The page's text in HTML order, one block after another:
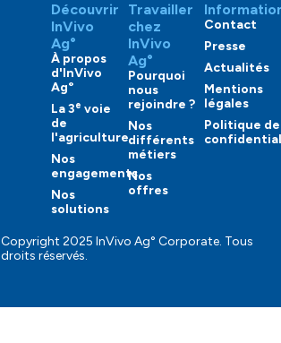
Découvrir
InVivo
Ag°
À propos
d'InVivo
Ag°
La 3e voie
de
l'agriculture
Nos
engagements
Nos
solutions
Travailler
chez
InVivo
Ag°
Pourquoi
nous
rejoindre ?
Nos
différents
métiers
Nos
offres
Contact
Presse
Actualités
Mentions
légales
Politique de
Copyright 2025 InVivo Ag° Corporate. Tous
droits réservés.